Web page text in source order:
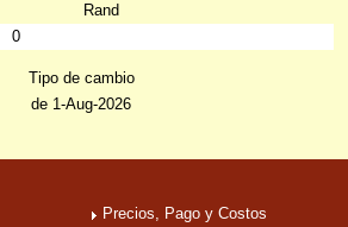
Rand
0
Tipo de cambio
de 1-Aug-2026
Precios, Pago y Costos